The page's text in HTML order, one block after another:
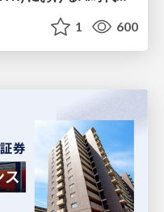
1 600